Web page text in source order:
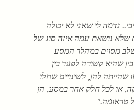
נדמה לי שאני לא יכולה
נושאת עמה איזה סוג של
מסוים במהלך המסע
שהיא קשורה לפער בין
שהייתה להן, לשינויים שחלו
או לכל חלק אחר במסע, הן
טראומה."